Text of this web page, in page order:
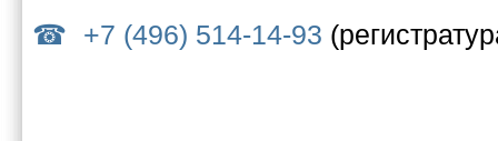
+7 (496) 514-14-93